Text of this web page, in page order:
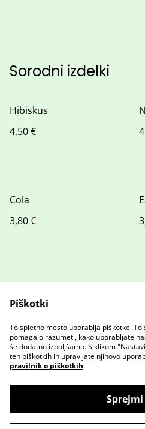
Sorodni izdelki
Hibiskus
4,50 €
Cola
3,80 €
Stopite v stik z nami
Pravilnik o zasebnosti
Piškotki
To spletno mesto uporablja piškotke.
pomagajo razumeti, kako uporabljate
še dodatno izboljšamo. S klikom
teh piškotkih in upravljate njihovo
pravilnik o piškotkih.
Sprejmi